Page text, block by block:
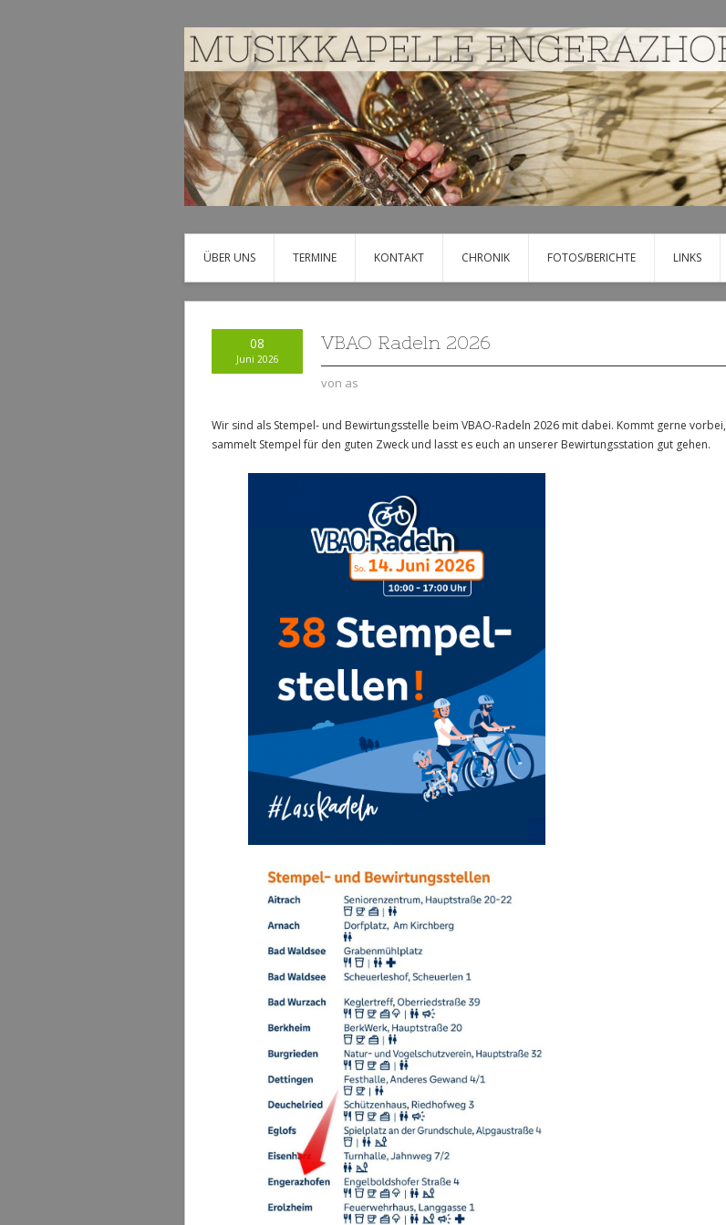
ÜBER UNS TERMINE KONTAKT CHRONIK FOTOS/BERICHTE LINKS
08
Juni 2026
VBAO Radeln 2026
von as
Wir sind als Stempel- und Bewirtungsstelle beim VBAO-Radeln 2026 mit dabei. Kommt gerne vorbei,
sammelt Stempel für den guten Zweck und lasst es euch an unserer Bewirtungsstation gut gehen.